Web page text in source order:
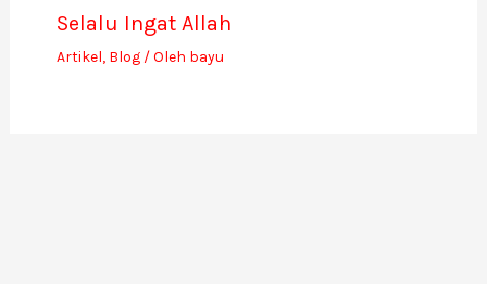
Selalu Ingat Allah
Artikel, Blog/ Oleh bayu